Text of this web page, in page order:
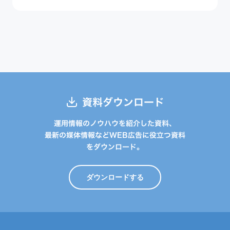
資料ダウンロード
運用情報のノウハウを紹介した資料、
最新の媒体情報などWEB広告に役立つ資料
をダウンロード。
ダウンロードする